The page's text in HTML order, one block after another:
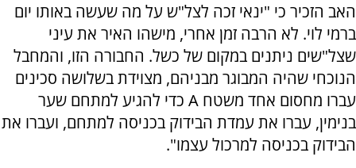
האב הזכיר כי "ינאי זכה לצל"ש על מה שעשה באותו יום
ברמי לוי. לא הרבה זמן אחרי, מישהו האיר את עיני
שצל"שים ניתנים במקום של כשל. החבורה הזו, והמחבל
הנוכחי שהיה המבוגר מבניהם, מצוידת בשלושה סכינים
עברו מחסום אחד משטח A כדי להגיע למתחם שער
בנימין, עברו את עמדת הבידוק בכניסה למתחם, ועברו את
הבידוק בכניסה למרכול עצמו".